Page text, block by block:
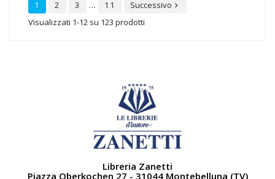
1 2 3 … 11 Successivo 
Visualizzati 1-12 su 123 prodotti
Libreria Zanetti
Piazza Oberkochen 27 - 31044 Montebelluna (TV)